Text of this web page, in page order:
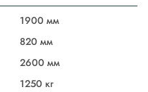
1900 мм
820 мм
2600 мм
1250 кг